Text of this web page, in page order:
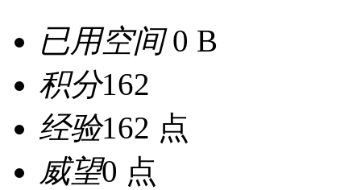
已用空间0 B
积分162
经验162 点
威望0 点